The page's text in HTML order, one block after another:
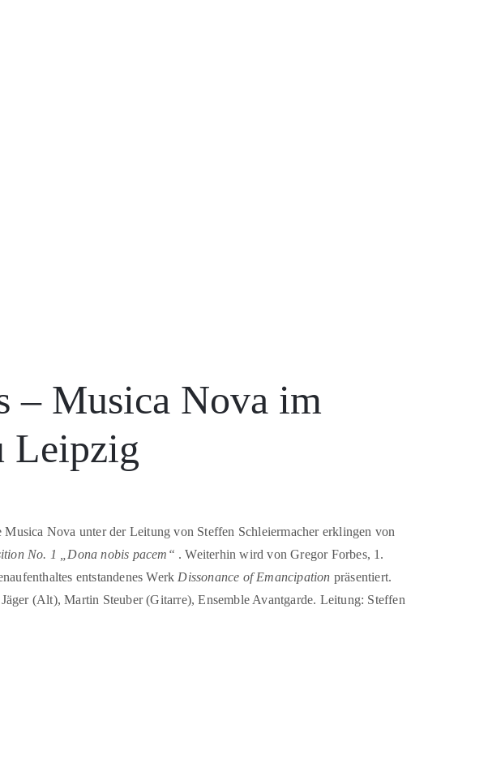
– Musica Nova im
Leipzig
Nova unter der Leitung von Steffen Schleiermacher erklingen von
No. 1 „Dona nobis pacem“ . Weiterhin wird von Gregor Forbes, 1.
entstandenes Werk Dissonance of Emancipation präsentiert.
(Alt), Martin Steuber (Gitarre), Ensemble Avantgarde. Leitung: Steffen